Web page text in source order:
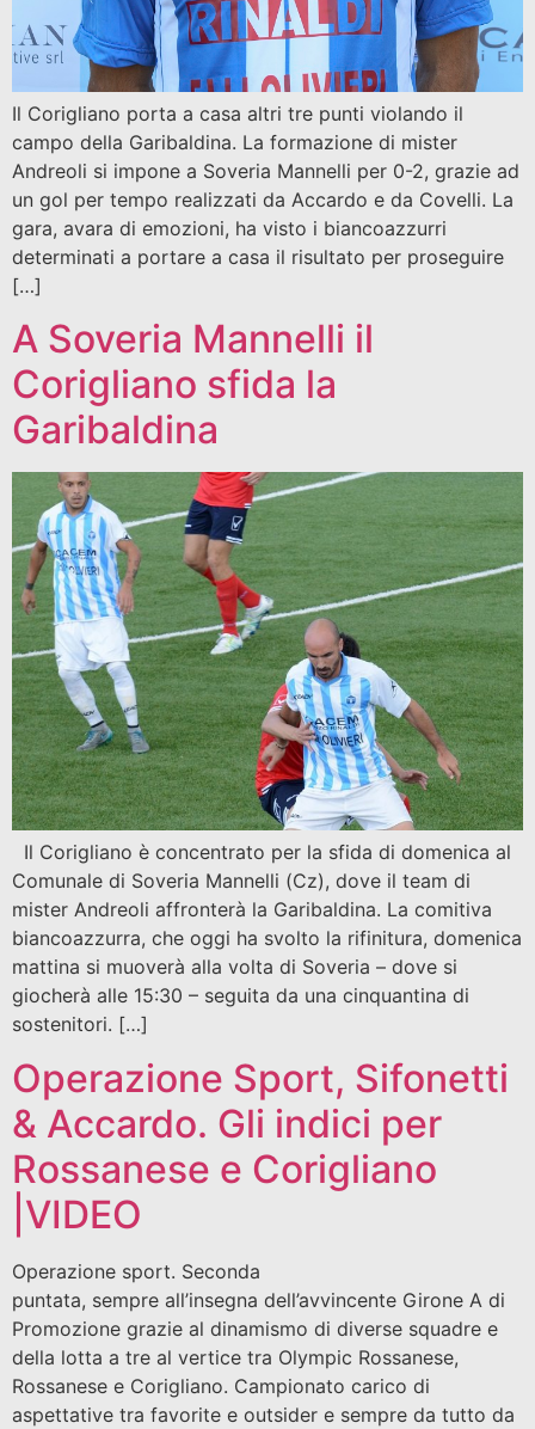
Il Corigliano porta a casa altri tre punti violando il
campo della Garibaldina. La formazione di mister
Andreoli si impone a Soveria Mannelli per 0-2, grazie ad
un gol per tempo realizzati da Accardo e da Covelli. La
gara, avara di emozioni, ha visto i biancoazzurri
determinati a portare a casa il risultato per proseguire
[…]
A Soveria Mannelli il
Corigliano sfida la
Garibaldina
Il Corigliano è concentrato per la sfida di domenica al
Comunale di Soveria Mannelli (Cz), dove il team di
mister Andreoli affronterà la Garibaldina. La comitiva
biancoazzurra, che oggi ha svolto la rifinitura, domenica
mattina si muoverà alla volta di Soveria – dove si
giocherà alle 15:30 – seguita da una cinquantina di
sostenitori. […]
Operazione Sport, Sifonetti
& Accardo. Gli indici per
Rossanese e Corigliano
|VIDEO
Operazione sport. Seconda
puntata, sempre all’insegna dell’avvincente Girone A di
Promozione grazie al dinamismo di diverse squadre e
della lotta a tre al vertice tra Olympic Rossanese,
Rossanese e Corigliano. Campionato carico di
aspettative tra favorite e outsider e sempre da tutto da